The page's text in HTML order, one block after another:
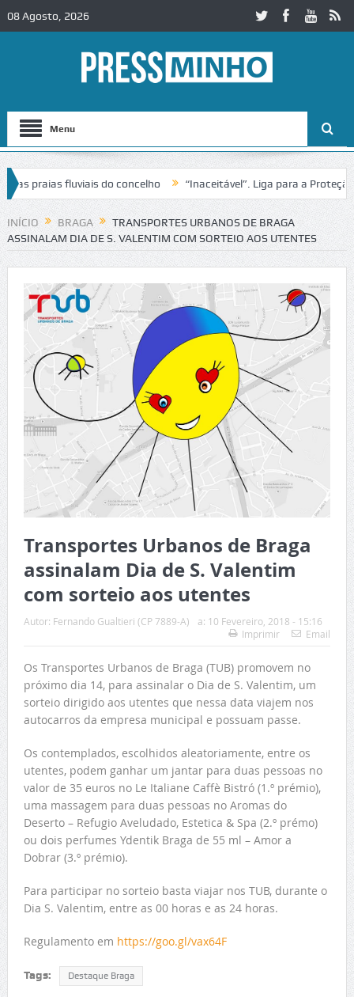
08 Agosto, 2026
Menu
praias fluviais do concelho “Inaceitável”. Liga para a Proteção
de trânsito no IC2 em Alcobaça Igreja do Castelo de Cerveira
INÍCIO BRAGA
TRANSPORTES URBANOS DE BRAGA
ASSINALAM DIA DE S. VALENTIM COM SORTEIO AOS UTENTES
Transportes Urbanos de Braga
assinalam Dia de S. Valentim
com sorteio aos utentes
Autor: Fernando Gualtieri (CP 7889-A) a: 10 Fevereiro, 2018 - 15:16
Imprimir
Email
Os Transportes Urbanos de Braga (TUB) promovem no
próximo dia 14, para assinalar o Dia de S. Valentim, um
sorteio dirigido aos utentes que nessa data viajem nos
autocarros da empresa municipal e possuam passe.
Os contemplados, escolhidos aleatoriamente, entre os
utentes, podem ganhar um jantar para duas pessoas no
valor de 35 euros no Le Italiane Caffè Bistró (1.º prémio),
uma massagem para duas pessoas no Aromas do
Deserto – Refugio Aveludado, Estetica & Spa (2.º prémo)
ou dois perfumes Ydentik Braga de 55 ml – Amor a
Dobrar (3.º prémio).
Para participar no sorteio basta viajar nos TUB, durante o
Dia S. Valentim, entre as 00 horas e as 24 horas.
Regulamento em https://goo.gl/vax64F
Tags: Destaque Braga